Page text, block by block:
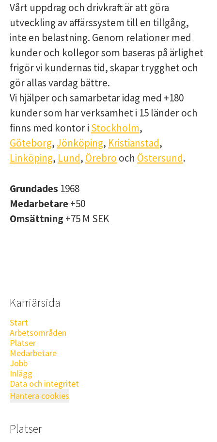
Vårt uppdrag och drivkraft är att göra
utveckling av affärssystem till en tillgång,
inte en belastning. Genom relationer med
kunder och kollegor som baseras på ärlighet
frigör vi kundernas tid, skapar trygghet och
gör allas vardag bättre.
Vi hjälper och samarbetar idag med +180
kunder som har verksamhet i 15 länder och
finns med kontor i Stockholm,
Göteborg,Jönköping, Kristianstad,
Linköping, Lund, Örebro och Östersund.
Grundades 1968
Medarbetare+50
Omsättning+75 M SEK
Karriärsida
Start
Arbetsområden
Platser
Medarbetare
Jobb
Inlägg
Data och integritet
Hantera cookies
Platser